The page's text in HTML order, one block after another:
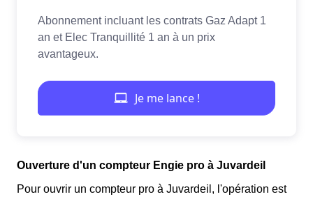
Ouverture d'un compteur Engie pro à Juvardeil
Pour ouvrir un compteur pro à Juvardeil, l'opération est